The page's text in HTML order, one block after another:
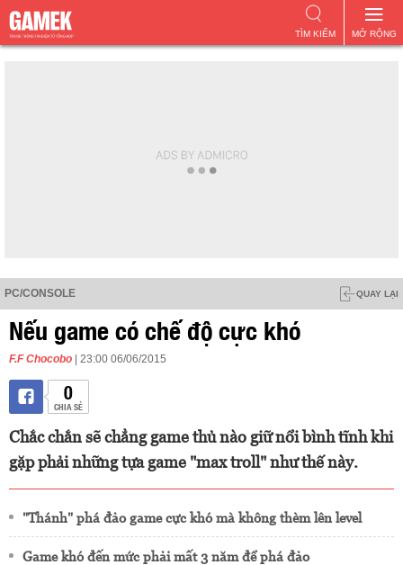
MỞ RỘNG
TÌM KIẾM
PC/CONSOLE QUAY LẠI
Nếu game có chế độ cực khó
F.F Chocobo | 23:00 06/06/2015
0
CHIA SẺ
Chắc chắn sẽ chẳng game thủ nào giữ nổi bình tĩnh khi
gặp phải những tựa game "max troll" như thế này.
"Thánh" phá đảo game cực khó mà không thèm lên level
Game khó đến mức phải mất 3 năm để phá đảo